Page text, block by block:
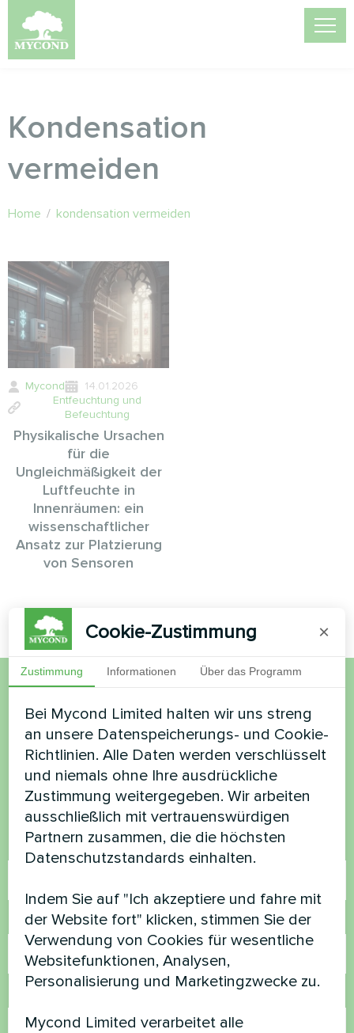
Kondensation
vermeiden
Home / kondensation vermeiden
Mycond
14.01.2026
Entfeuchtung und
Befeuchtung
Physikalische Ursachen
für die
Ungleichmäßigkeit der
Luftfeuchte in
Innenräumen: ein
wissenschaftlicher
Ansatz zur Platzierung
von Sensoren
Möchten Sie kaufen oder
haben Sie Fragen?
Kontaktieren Sie uns und wir werden Ihnen
helfen
Rufnummer
Cookie-Zustimmung ×
Zustimmung Informationen Über das Programm
Bei Mycond Limited halten wir uns streng
an unsere Datenspeicherungs- und Cookie-
Richtlinien. Alle Daten werden verschlüsselt
und niemals ohne Ihre ausdrückliche
Zustimmung weitergegeben. Wir arbeiten
ausschließlich mit vertrauenswürdigen
Partnern zusammen, die die höchsten
Datenschutzstandards einhalten.
Indem Sie auf "Ich akzeptiere und fahre mit
der Website fort" klicken, stimmen Sie der
Verwendung von Cookies für wesentliche
Websitefunktionen, Analysen,
Personalisierung und Marketingzwecke zu.
Mycond Limited verarbeitet alle